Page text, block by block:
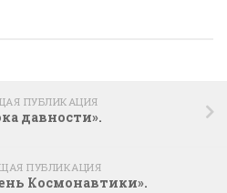
ПУБЛИКАЦИЯ
давности».
ПУБЛИКАЦИЯ
Космонавтики».